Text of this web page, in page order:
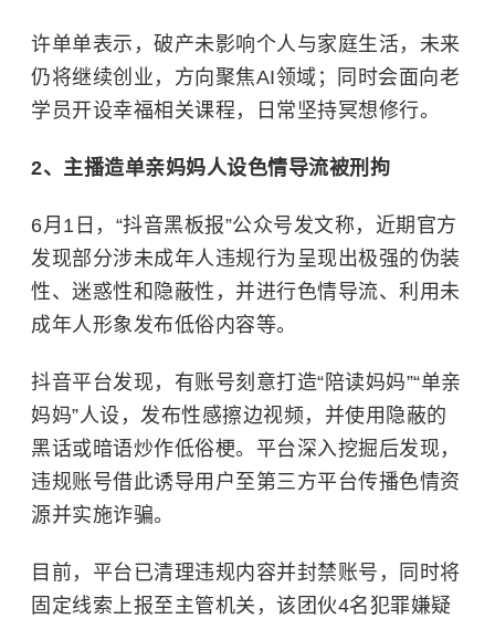
许单单表示，破产未影响个人与家庭生活，未来
仍将继续创业，方向聚焦AI领域；同时会面向老
学员开设幸福相关课程，日常坚持冥想修行。
2、主播造单亲妈妈人设色情导流被刑拘
6月1日，“抖音黑板报”公众号发文称，近期官方
发现部分涉未成年人违规行为呈现出极强的伪装
性、迷惑性和隐蔽性，并进行色情导流、利用未
成年人形象发布低俗内容等。
抖音平台发现，有账号刻意打造“陪读妈妈”“单亲
妈妈”人设，发布性感擦边视频，并使用隐蔽的
黑话或暗语炒作低俗梗。平台深入挖掘后发现，
违规账号借此诱导用户至第三方平台传播色情资
源并实施诈骗。
目前，平台已清理违规内容并封禁账号，同时将
固定线索上报至主管机关，该团伙4名犯罪嫌疑